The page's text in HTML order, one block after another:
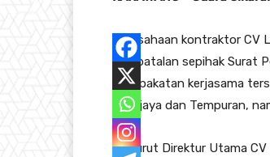
Perusahaan kontraktor CV
pembatalan sepihak Surat
Kesepakatan kerjasama
Tirtajaya dan Tempuran,
Menurut Direktur Utama